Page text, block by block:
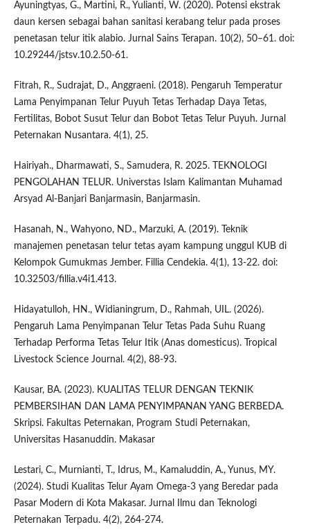
Ayuningtyas, G., Martini, R., Yulianti, W. (2020). Potensi ekstrak
daun kersen sebagai bahan sanitasi kerabang telur pada proses
penetasan telur itik alabio. Jurnal Sains Terapan. 10(2), 50–61. doi:
10.29244/jstsv.10.2.50-61.
Fitrah, R., Sudrajat, D., Anggraeni. (2018). Pengaruh Temperatur
Lama Penyimpanan Telur Puyuh Tetas Terhadap Daya Tetas,
Fertilitas, Bobot Susut Telur dan Bobot Tetas Telur Puyuh. Jurnal
Peternakan Nusantara. 4(1), 25.
Hairiyah., Dharmawati, S., Samudera, R. 2025. TEKNOLOGI
PENGOLAHAN TELUR. Universtas Islam Kalimantan Muhamad
Arsyad Al-Banjari Banjarmasin, Banjarmasin.
Hasanah, N., Wahyono, ND., Marzuki, A. (2019). Teknik
manajemen penetasan telur tetas ayam kampung unggul KUB di
Kelompok Gumukmas Jember. Fillia Cendekia. 4(1), 13-22. doi:
10.32503/fillia.v4i1.413.
Hidayatulloh, HN., Widianingrum, D., Rahmah, UIL. (2026).
Pengaruh Lama Penyimpanan Telur Tetas Pada Suhu Ruang
Terhadap Performa Tetas Telur Itik (Anas domesticus). Tropical
Livestock Science Journal. 4(2), 88-93.
Kausar, BA. (2023). KUALITAS TELUR DENGAN TEKNIK
PEMBERSIHAN DAN LAMA PENYIMPANAN YANG BERBEDA.
Skripsi. Fakultas Peternakan, Program Studi Peternakan,
Universitas Hasanuddin. Makasar
Lestari, C., Murnianti, T., Idrus, M., Kamaluddin, A., Yunus, MY.
(2024). Studi Kualitas Telur Ayam Omega-3 yang Beredar pada
Pasar Modern di Kota Makasar. Jurnal Ilmu dan Teknologi
Peternakan Terpadu. 4(2), 264-274.